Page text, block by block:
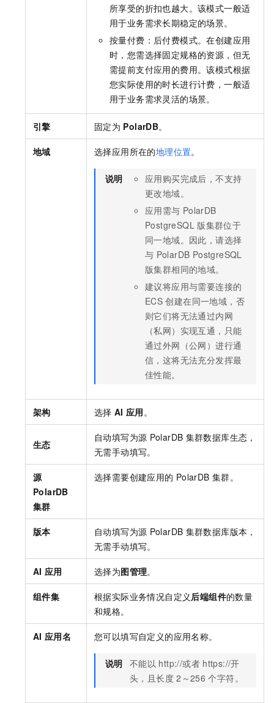
所享受的折扣也越大。该模式一般适
用于业务需求长期稳定的场景。
按量付费 ：后付费模式。在创建应用
时，您需选择固定规格的资源，但无
需提前支付应用的费用。该模式根据
您实际使用的时长进行计费，一般适
用于业务需求灵活的场景。
引擎 固定为 PolarDB。
地域 选择应用所在的地理位置。
说明
应用购买完成后，不支持
更改地域。
应用需与 PolarDB
PostgreSQL 版集群位于
同一地域。因此，请选择
与 PolarDB PostgreSQL
版集群相同的地域。
建议将应用与需要连接的
ECS 创建在同一地域，否
则它们将无法通过内网
（私网）实现互通，只能
通过外网（公网）进行通
信，这将无法充分发挥最
佳性能。
架构 选择 AI 应用 。
生态
自动填写为源 PolarDB 集群数据库生态，
无需手动填写。
源
PolarDB
集群
选择需要创建应用的 PolarDB 集群。
版本 自动填写为源 PolarDB 集群数据库版本，
无需手动填写。
AI 应用 选择为图管理。
组件集 根据实际业务情况自定义 后端组件的数量
和规格。
AI 应用名 您可以填写自定义的应用名称。
说明 不能以 http://或者 https://开
头，且长度 2～256 个字符。